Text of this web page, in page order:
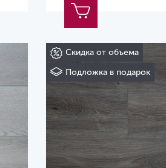
Скидка от объема
Подложка в подарок